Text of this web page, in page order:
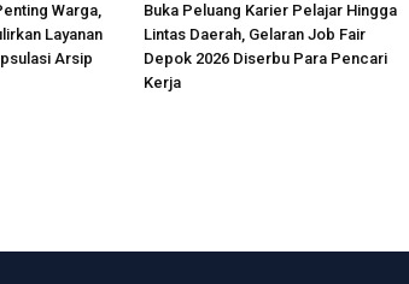
Warga,
Layanan
Arsip
Buka Peluang Karier Pelajar Hingga
Lintas Daerah, Gelaran Job Fair
Depok 2026 Diserbu Para Pencari
Kerja